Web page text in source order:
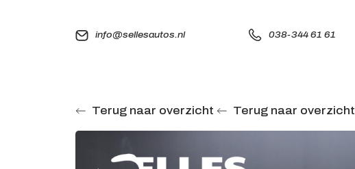
info@sellesautos.nl 038-344 61 61
Terug naar overzicht Terug naar overzicht